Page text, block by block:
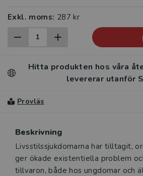
Exkl. moms: 287 kr
Hitta produkten hos våra
levererar utanför
Provläs
Beskrivning
Beskrivning
Livsstilssjukdomarna har tilltagit,
ger ökade existentiella problem
tillvaron, både hos ungdomar och